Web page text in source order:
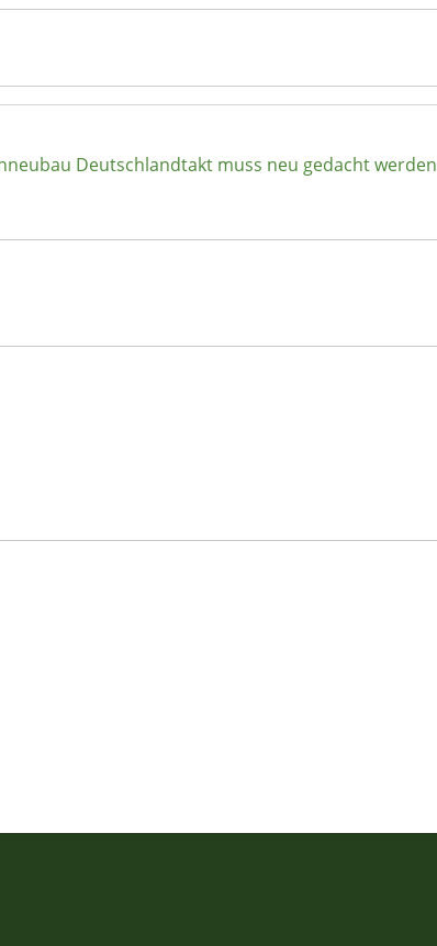
Deutschlandtakt muss neu gedacht werden